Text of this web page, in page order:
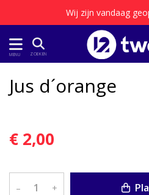
Wij zijn vandaag
MENU ZOEKEN
Jus d´orange
€ 2,00
– +